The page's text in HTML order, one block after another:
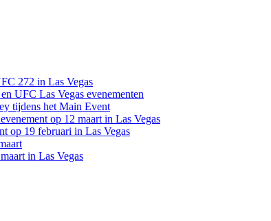
272 in Las Vegas
UFC Las Vegas evenementen
tijdens het Main Event
op 12 maart in Las Vegas
op 19 februari in Las Vegas
in Las Vegas